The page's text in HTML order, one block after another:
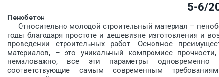
5-6/
Пенобетон
Относительно молодой строительный материал –
годы благодаря простоте и дешевизне изготовления и
проведении строительных работ. Основное
материалов, – это уникальный компромисс
немаловажно, все эти параметры одновременно
соответствующие самым современным